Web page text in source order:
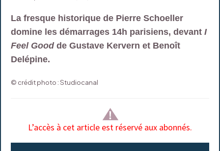
La fresque historique de Pierre Schoeller
domine les démarrages 14h parisiens, devantI
Feel Goodde Gustave Kervern et Benoît
Delépine.
© crédit photo : Studiocanal
L’accès à cet article est réservé aux abonnés.